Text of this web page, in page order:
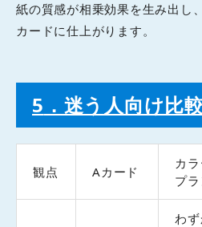
紙の質感が相乗効果を生み出し
カードに仕上がります。
5 ．迷う人向け比
観点 Aカード
カ
プ
わ